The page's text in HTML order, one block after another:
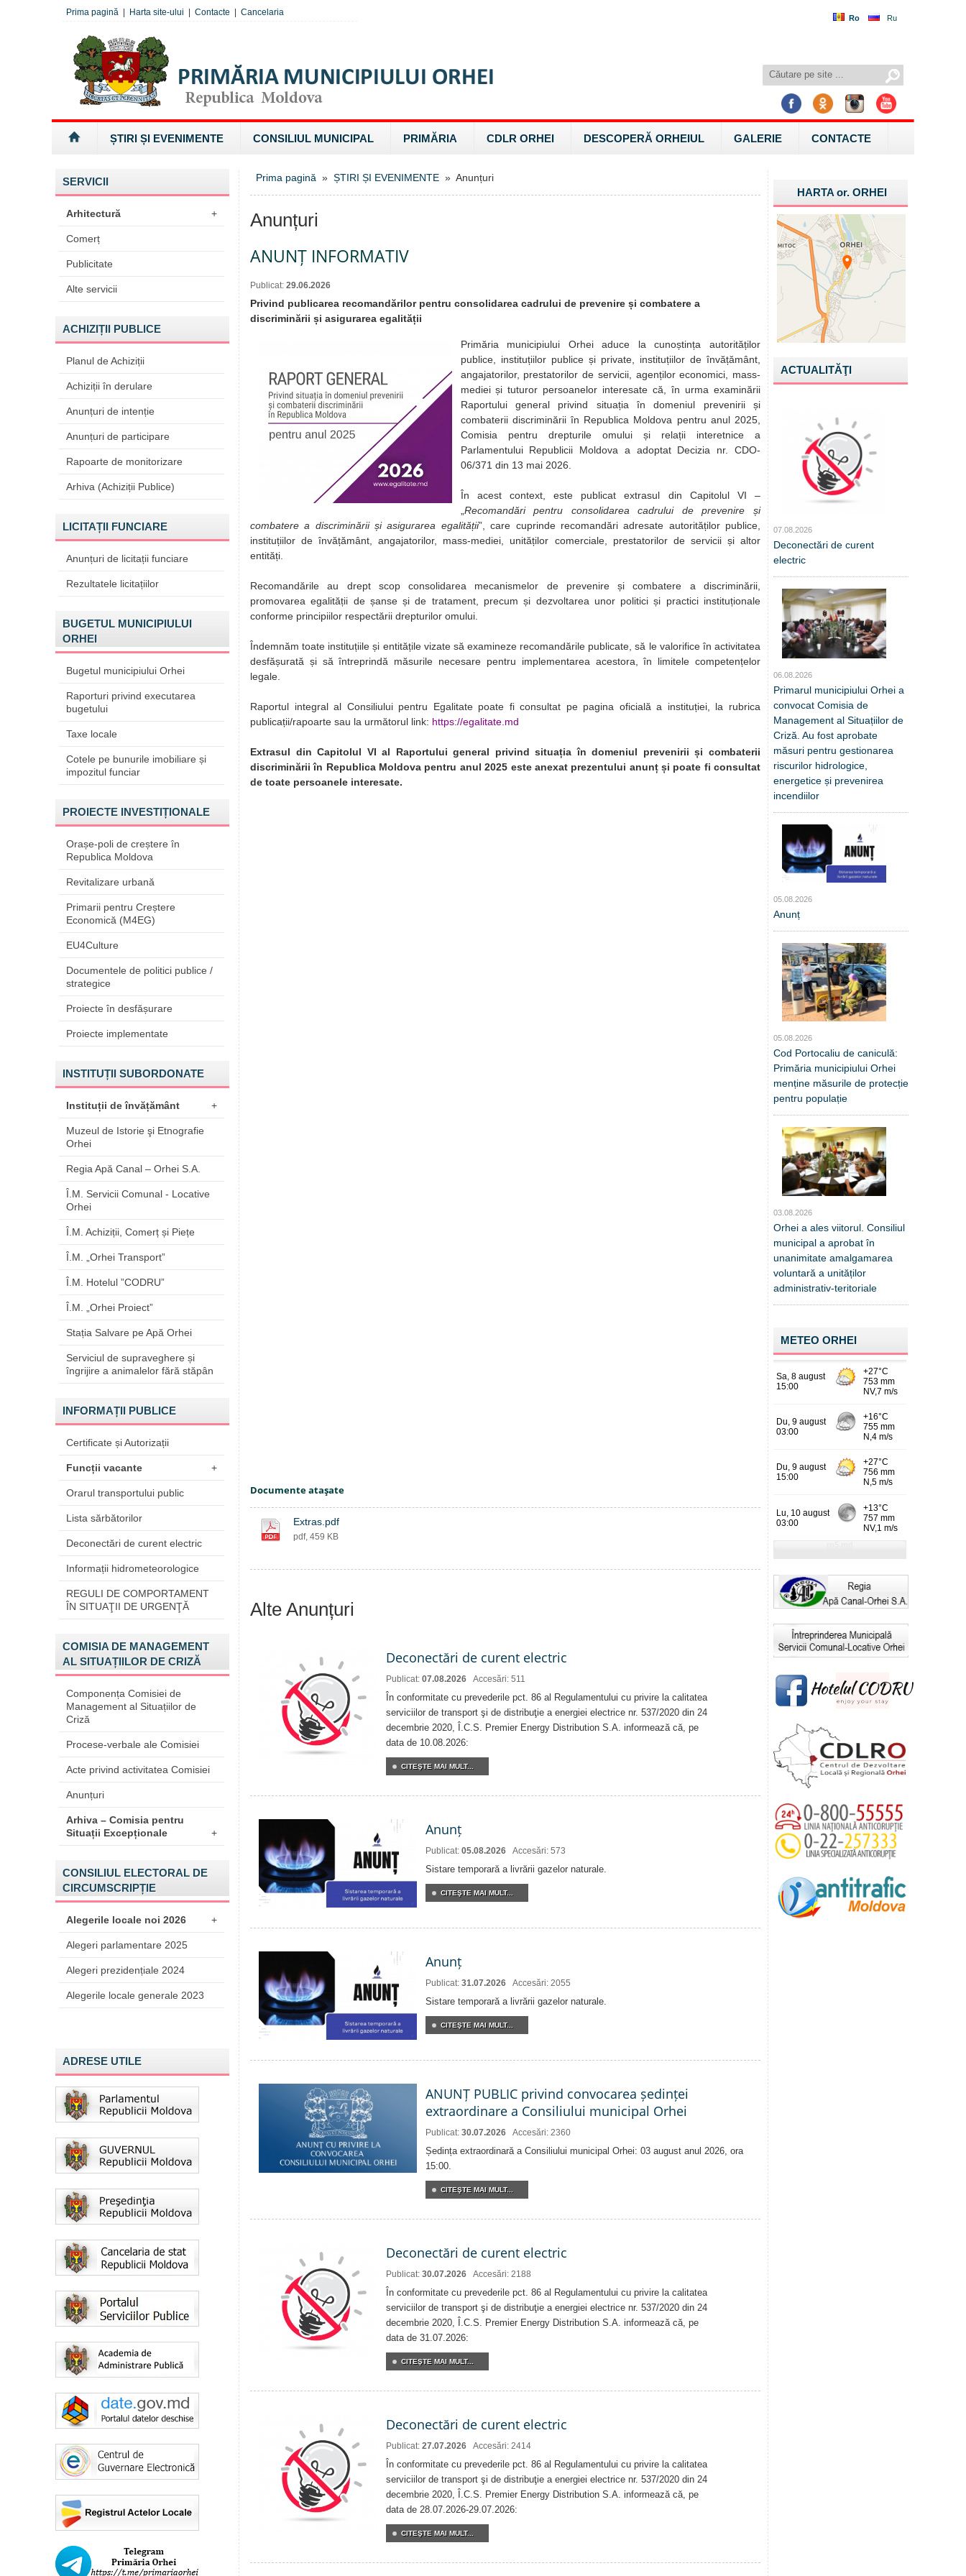
Ro Ru
Prima pagină Harta site-ului Contacte Cancelaria
ȘTIRI ȘI EVENIMENTE CONSILIUL MUNICIPAL PRIMĂRIA CDLR ORHEI DESCOPERĂ ORHEIUL GALERIE CONTACTE
SERVICII
Arhitectură +
Comerț
Publicitate
Alte servicii
ACHIZIȚII PUBLICE
Planul de Achiziții
Achiziții în derulare
Anunțuri de intenție
Anunțuri de participare
Rapoarte de monitorizare
Arhiva (Achiziții Publice)
LICITAȚII FUNCIARE
Anunțuri de licitații funciare
Rezultatele licitațiilor
BUGETUL MUNICIPIULUI
ORHEI
Bugetul municipiului Orhei
Raporturi privind executarea
bugetului
Taxe locale
Cotele pe bunurile imobiliare și
impozitul funciar
PROIECTE INVESTIȚIONALE
Orașe-poli de creștere în
Republica Moldova
Revitalizare urbană
Primarii pentru Creștere
Economică (M4EG)
EU4Culture
Documentele de politici publice /
strategice
Proiecte în desfășurare
Proiecte implementate
INSTITUȚII SUBORDONATE
Instituții de învățământ +
Muzeul de Istorie şi Etnografie
Orhei
Regia Apă Canal – Orhei S.A.
Î.M. Servicii Comunal - Locative
Orhei
Î.M. Achiziții, Comerț și Piețe
Î.M. „Orhei Transport”
Î.M. Hotelul ”CODRU”
Î.M. „Orhei Proiect”
Stația Salvare pe Apă Orhei
Serviciul de supraveghere și
îngrijire a animalelor fără stăpân
INFORMAȚII PUBLICE
Certificate și Autorizații
Funcții vacante +
Orarul transportului public
Lista sărbătorilor
Deconectări de curent electric
Informații hidrometeorologice
REGULI DE COMPORTAMENT
ÎN SITUAŢII DE URGENŢĂ
COMISIA DE MANAGEMENT
AL SITUAȚIILOR DE CRIZĂ
Componența Comisiei de
Management al Situațiilor de
Criză
Procese-verbale ale Comisiei
Acte privind activitatea Comisiei
Anunțuri
Arhiva – Comisia pentru
Situații Excepționale
+
CONSILIUL ELECTORAL DE
CIRCUMSCRIPȚIE
Alegerile locale noi 2026 +
Alegeri parlamentare 2025
Alegeri prezidențiale 2024
Alegerile locale generale 2023
ADRESE UTILE
Prima pagină » ȘTIRI ȘI EVENIMENTE » Anunțuri
Anunțuri
ANUNȚ INFORMATIV
Publicat: 29.06.2026
Privind publicarea recomandărilor pentru consolidarea cadrului de prevenire și combatere a
discriminării și asigurarea egalității
Primăria municipiului Orhei aduce la cunoștința autorităților
publice, instituțiilor publice și private, instituțiilor de învățământ,
angajatorilor, prestatorilor de servicii, agenților economici, mass-
mediei și tuturor persoanelor interesate că, în urma examinării
Raportului general privind situația în domeniul prevenirii și
combaterii discriminării în Republica Moldova pentru anul 2025,
Comisia pentru drepturile omului și relații interetnice a
Parlamentului Republicii Moldova a adoptat Decizia nr. CDO-
06/371 din 13 mai 2026.
În acest context, este publicat extrasul din Capitolul VI –
Recomandări pentru consolidarea cadrului de prevenire și
combatere a discriminării și asigurarea egalității”, care cuprinde recomandări adresate autorităților publice,
instituțiilor de învățământ, angajatorilor, mass-mediei, unităților comerciale, prestatorilor de servicii și altor
entități.
Recomandările au drept scop consolidarea mecanismelor de prevenire și combatere a discriminării,
promovarea egalității de șanse și de tratament, precum și dezvoltarea unor politici și practici instituționale
conforme principiilor respectării drepturilor omului.
Îndemnăm toate instituțiile și entitățile vizate să examineze recomandările publicate, să le valorifice în activitatea
desfășurată și să întreprindă măsurile necesare pentru implementarea acestora, în limitele competențelor
legale.
Raportul integral al Consiliului pentru Egalitate poate fi consultat pe pagina oficială a instituției, la rubrica
publicații/rapoarte sau la următorul link: https://egalitate.md
Extrasul din Capitolul VI al Raportului general privind situația în domeniul prevenirii și combaterii
discriminării în Republica Moldova pentru anul 2025 este anexat prezentului anunț și poate fi consultat
de toate persoanele interesate.
Documente ataşate
Extras.pdf
pdf, 459 KB
Alte Anunțuri
Deconectări de curent electric
Publicat: 07.08.2026 Accesări: 511
În conformitate cu prevederile pct. 86 al Regulamentului cu privire la calitatea
serviciilor de transport şi de distribuţie a energiei electrice nr. 537/2020 din 24
decembrie 2020, Î.C.S. Premier Energy Distribution S.A. informează că, pe
data de 10.08.2026:
CITEŞTE MAI MULT...
Anunț
Publicat: 05.08.2026 Accesări: 573
Sistare temporară a livrării gazelor naturale.
CITEŞTE MAI MULT...
Anunț
Publicat: 31.07.2026 Accesări: 2055
Sistare temporară a livrării gazelor naturale.
CITEŞTE MAI MULT...
ANUNȚ PUBLIC privind convocarea ședinței
extraordinare a Consiliului municipal Orhei
Publicat: 30.07.2026 Accesări: 2360
Ședința extraordinară a Consiliului municipal Orhei: 03 august anul 2026, ora
15:00.
CITEŞTE MAI MULT...
Deconectări de curent electric
Publicat: 30.07.2026 Accesări: 2188
În conformitate cu prevederile pct. 86 al Regulamentului cu privire la calitatea
serviciilor de transport şi de distribuţie a energiei electrice nr. 537/2020 din 24
decembrie 2020, Î.C.S. Premier Energy Distribution S.A. informează că, pe
data de 31.07.2026:
CITEŞTE MAI MULT...
Deconectări de curent electric
Publicat: 27.07.2026 Accesări: 2414
În conformitate cu prevederile pct. 86 al Regulamentului cu privire la calitatea
serviciilor de transport şi de distribuţie a energiei electrice nr. 537/2020 din 24
decembrie 2020, Î.C.S. Premier Energy Distribution S.A. informează că, pe
data de 28.07.2026-29.07.2026:
CITEŞTE MAI MULT...
HARTA or.ORHEI
ACTUALITĂŢI
07.08.2026
Deconectări de curent
electric
06.08.2026
Primarul municipiului Orhei a
convocat Comisia de
Management al Situațiilor de
Criză. Au fost aprobate
măsuri pentru gestionarea
riscurilor hidrologice,
energetice și prevenirea
incendiilor
05.08.2026
Anunț
05.08.2026
Cod Portocaliu de caniculă:
Primăria municipiului Orhei
menține măsurile de protecție
pentru populație
03.08.2026
Orhei a ales viitorul. Consiliul
municipal a aprobat în
unanimitate amalgamarea
voluntară a unităților
administrativ-teritoriale
METEO ORHEI